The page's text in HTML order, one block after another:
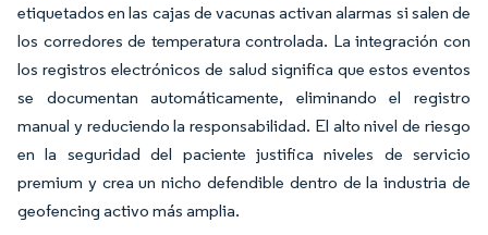
etiquetados en las cajas de vacunas activan alarmas si salen de
los corredores de temperatura controlada. La integración con
los registros electrónicos de salud significa que estos eventos
se documentan automáticamente, eliminando el registro
manual y reduciendo la responsabilidad. El alto nivel de riesgo
en la seguridad del paciente justifica niveles de servicio
premium y crea un nicho defendible dentro de la industria de
geofencing activo más amplia.